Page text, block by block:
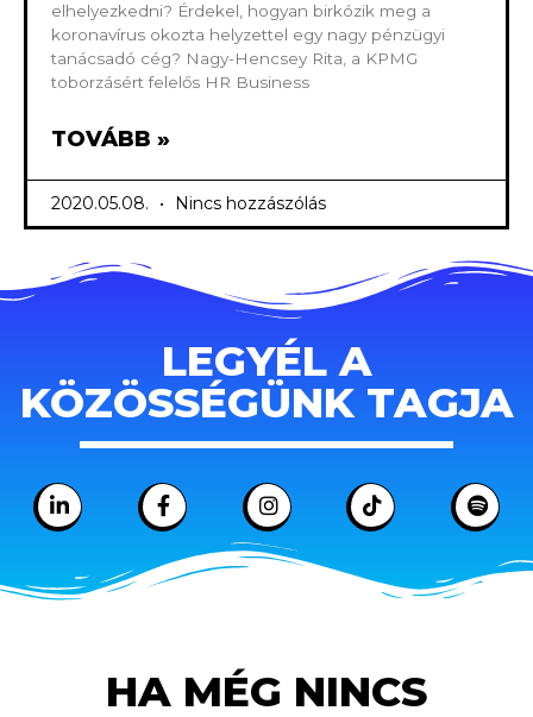
elhelyezkedni? Érdekel, hogyan birkózik meg a
koronavírus okozta helyzettel egy nagy pénzügyi
tanácsadó cég? Nagy-Hencsey Rita, a KPMG
toborzásért felelős HR Business
TOVÁBB »
2020.05.08. Nincs hozzászólás
LEGYÉL A
KÖZÖSSÉGÜNK TAGJA
HA MÉG NINCS